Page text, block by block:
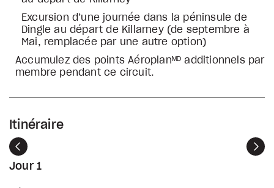
Excursion d’une journée dans la péninsule de
Dingle au départ de Killarney (de septembre à
Mai, remplacée par une autre option)
Accumulez des points Aéroplanᴹᴰ additionnels par
membre pendant ce circuit.
Itinéraire
Précédent
Jour 1